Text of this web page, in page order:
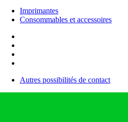
Imprimantes
Consommables et accessoires
Autres possibilités de contact